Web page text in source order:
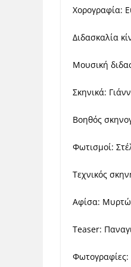
Χορογραφία:
Διδασκαλία
Μουσική
Σκηνικά:
Βοηθός
Φωτισμοί:
Τεχνικός
Αφίσα: Μυρτώ
Teaser:
Φωτογραφίες: